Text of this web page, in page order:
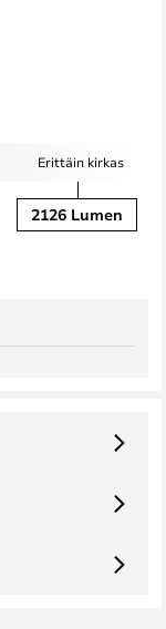
Erittäin kirkas
2126 Lumen